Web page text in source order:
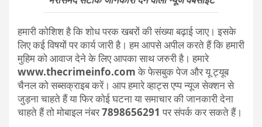
हमारी कोशिश है कि शोध परक खबरों की संख्या बढ़ाई जाए। इसके
लिए कई विषयों पर कार्य जारी है। हम आपसे अपील करते हैं कि हमारी
मुहिम को आवाज देने के लिए आपका साथ जरुरी है। हमारे
www.thecrimeinfo.comके फेसबुक पेज और यू ट्यूब
चैनल को सब्सक्राइब करें। आप हमारे व्हाट्स एप्प न्यूज सेक्शन से
जुड़ना चाहते हैं या फिर कोई घटना या समाचार की जानकारी देना
चाहते हैं तो मोबाइल नंबर7898656291 पर संपर्क कर सकते हैं।